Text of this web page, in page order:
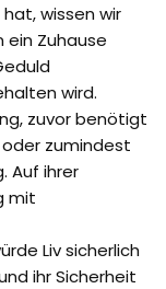
wissen wir
ein Zuhause
wird.
zuvor benötigt
oder zumindest
Auf ihrer
mit
Liv sicherlich
ihr Sicherheit